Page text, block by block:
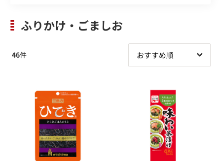
ふりかけ・ごましお
46件